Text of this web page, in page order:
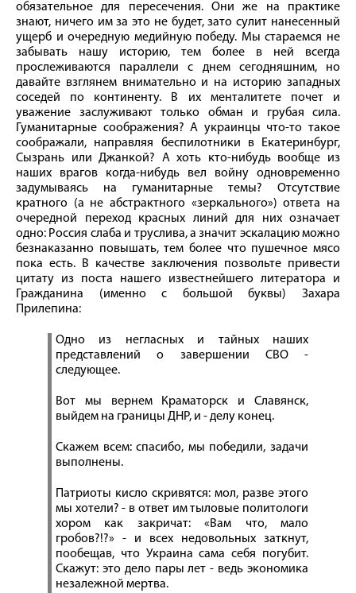
обязательное для пересечения. Они же на практике
знают, ничего им за это не будет, зато сулит нанесенный
ущерб и очередную медийную победу. Мы стараемся не
забывать нашу историю, тем более в ней всегда
прослеживаются параллели с днем сегодняшним, но
давайте взглянем внимательно и на историю западных
соседей по континенту. В их менталитете почет и
уважение заслуживают только обман и грубая сила.
Гуманитарные соображения? А украинцы что-то такое
соображали, направляя беспилотники в Екатеринбург,
Сызрань или Джанкой? А хоть кто-нибудь вообще из
наших врагов когда-нибудь вел войну одновременно
задумываясь на гуманитарные темы? Отсутствие
кратного (а не абстрактного «зеркального») ответа на
очередной переход красных линий для них означает
одно: Россия слаба и труслива, а значит эскалацию можно
безнаказанно повышать, тем более что пушечное мясо
пока есть. В качестве заключения позвольте привести
цитату из поста нашего известнейшего литератора и
Гражданина (именно с большой буквы) Захара
Прилепина:
Одно из негласных и тайных наших
представлений о завершении СВО -
следующее.
Вот мы вернем Краматорск и Славянск,
выйдем на границы ДНР, и - делу конец.
Скажем всем: спасибо, мы победили, задачи
выполнены.
Патриоты кисло скривятся: мол, разве этого
мы хотели? - в ответ им тыловые политологи
хором как закричат: «Вам что, мало
гробов?!?» - и всех недовольных заткнут,
пообещав, что Украина сама себя погубит.
Скажут: это дело пары лет - ведь экономика
незалежной мертва.